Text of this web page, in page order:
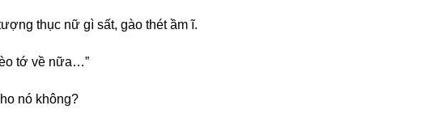
thục nữ gì sất, gào thét ầm ĩ.
tớ về nữa…”
nó không?